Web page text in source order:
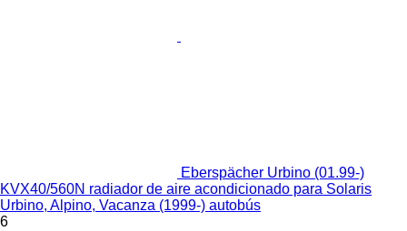
Eberspächer Urbino (01.99-)
KVX40/560N radiador de aire acondicionado para Solaris
Urbino, Alpino, Vacanza (1999-) autobús
6